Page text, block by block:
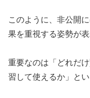
このように、非公開
果を重視する姿勢が表
重要なのは「どれだ
習して使えるか」とい